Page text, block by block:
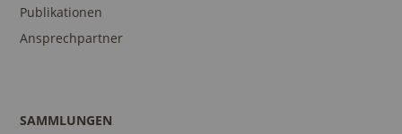
Publikationen
Ansprechpartner
SAMMLUNGEN